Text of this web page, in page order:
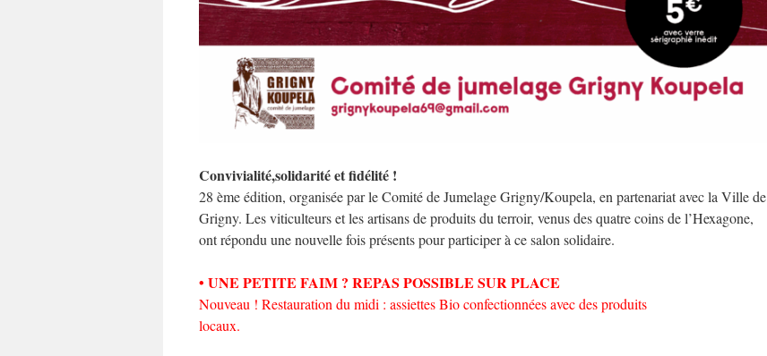
Convivialité,solidarité et fidélité !
28 ème édition, organisée par le Comité de Jumelage Grigny/Koupela, en partenariat avec la Ville de
Grigny. Les viticulteurs et les artisans de produits du terroir, venus des quatre coins de l’Hexagone,
ont répondu une nouvelle fois présents pour participer à ce salon solidaire.
• UNE PETITE FAIM ? REPAS POSSIBLE SUR PLACE
Nouveau ! Restauration du midi : assiettes Bio confectionnées avec des produits
locaux.